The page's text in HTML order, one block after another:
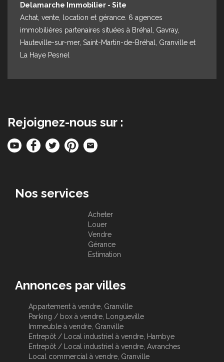
Delamarche Immobilier - Site
Achat, vente, location et gérance. 6 agences
immobilières partenaires situées à Bréhal, Gavray,
Hauteville-sur-mer, Saint-Martin-de-Bréhal, Granville et
La Haye Pesnel
Rejoignez-nous sur :
Nos services
Acheter
Louer
Vendre
Gérance
Estimation
Annonces par villes
Appartement à vendre, Granville
Parking / box à vendre, Longueville
Immeuble à vendre, Granville
Entrepôt / Local industriel à vendre, Hambye
Entrepôt / Local industriel à vendre, Avranches
Local commercial à vendre, Granville